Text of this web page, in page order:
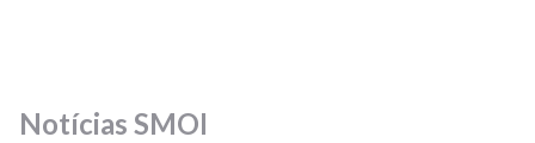
Notícias SMOI